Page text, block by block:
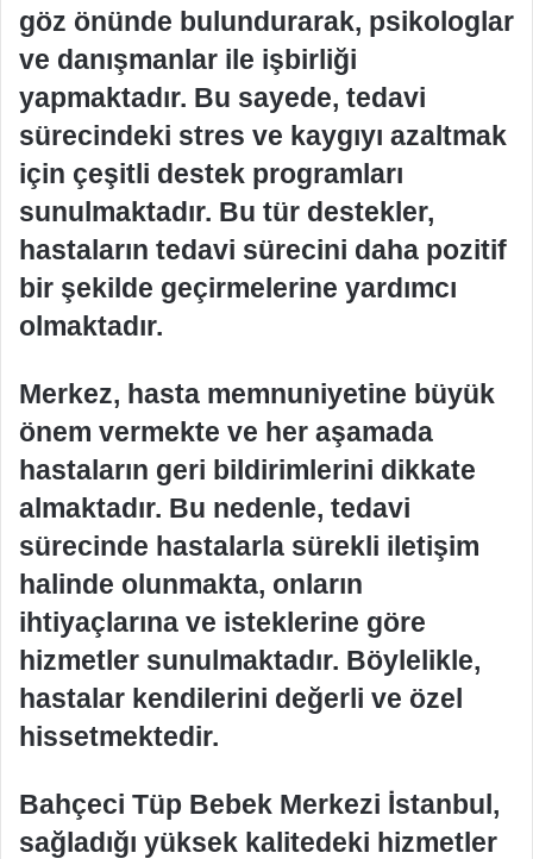
göz önünde bulundurarak, psikologlar
ve danışmanlar ile işbirliği
yapmaktadır. Bu sayede, tedavi
sürecindeki stres ve kaygıyı azaltmak
için çeşitli destek programları
sunulmaktadır. Bu tür destekler,
hastaların tedavi sürecini daha pozitif
bir şekilde geçirmelerine yardımcı
olmaktadır.
Merkez, hasta memnuniyetine büyük
önem vermekte ve her aşamada
hastaların geri bildirimlerini dikkate
almaktadır. Bu nedenle, tedavi
sürecinde hastalarla sürekli iletişim
halinde olunmakta, onların
ihtiyaçlarına ve isteklerine göre
hizmetler sunulmaktadır. Böylelikle,
hastalar kendilerini değerli ve özel
hissetmektedir.
Bahçeci Tüp Bebek Merkezi İstanbul,
sağladığı yüksek kalitedeki hizmetler